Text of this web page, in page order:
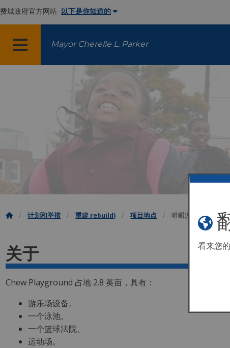
费城政府官方网站 以下是你知道的
菜单Mayor Cherelle L. Parker
计划和举措 重建 rebuild) 项目地点 咀嚼游乐场
关于
Chew Playground 占地 2.8 英亩，具有：
游乐场设备。
一个泳池。
一个篮球法院。
运动场。
看来您